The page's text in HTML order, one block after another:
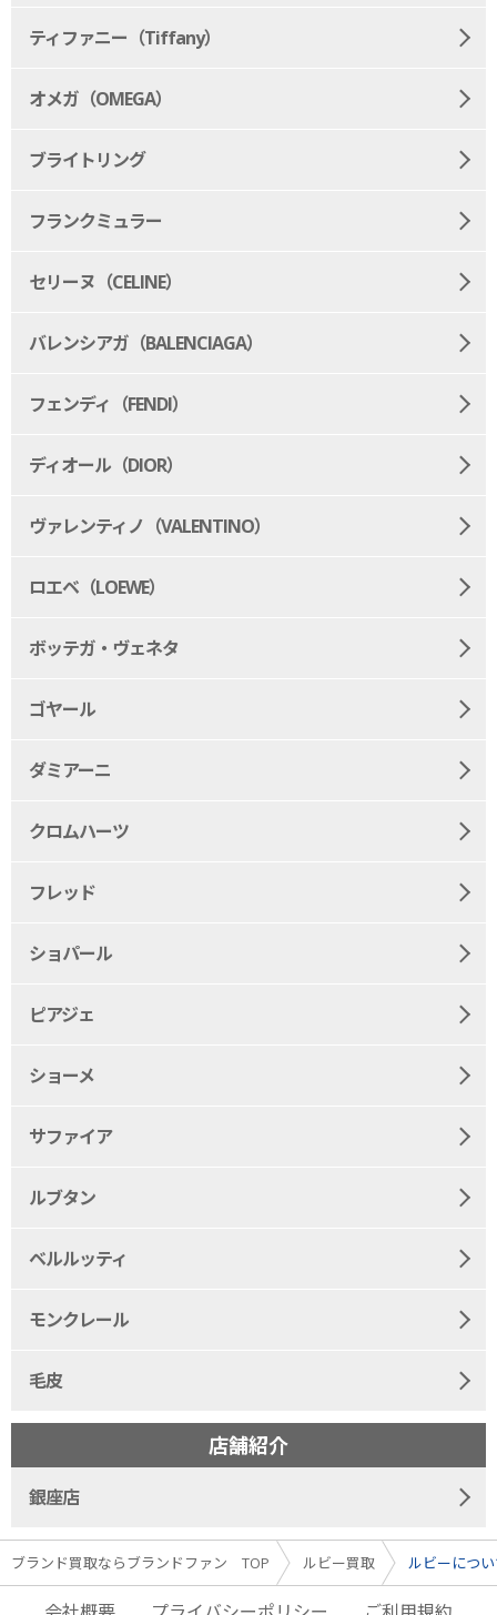
ブランド買取ならブランドファン TOP ルビー買取 ルビーにつ
ティファニー（Tiffany）
オメガ（OMEGA）
ブライトリング
フランクミュラー
セリーヌ（CELINE）
バレンシアガ（BALENCIAGA）
フェンディ（FENDI）
ディオール（DIOR）
ヴァレンティノ（VALENTINO）
ロエベ（LOEWE）
ボッテガ・ヴェネタ
ゴヤール
ダミアーニ
クロムハーツ
フレッド
ショパール
ピアジェ
ショーメ
サファイア
ルブタン
ベルルッティ
モンクレール
毛皮
店舗紹介
銀座店